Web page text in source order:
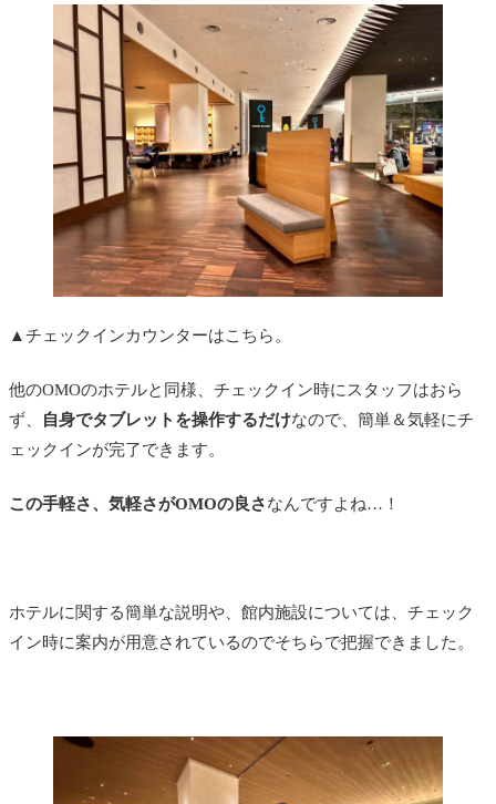
▲チェックインカウンターはこちら。
他のOMOのホテルと同様、チェックイン時にスタッフはおら
ず、
自身でタブレットを操作するだけなので、簡単＆気軽にチ
ェックインが完了できます。
この手軽さ、気軽さがOMOの良さなんですよね…！
ホテルに関する簡単な説明や、館内施設については、チェック
イン時に案内が用意されているのでそちらで把握できました。